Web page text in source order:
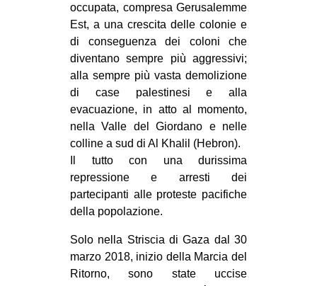
occupata, compresa Gerusalemme
Est, a una crescita delle colonie e
di conseguenza dei coloni che
diventano sempre più aggressivi;
alla sempre più vasta demolizione
di case palestinesi e alla
evacuazione, in atto al momento,
nella Valle del Giordano e nelle
colline a sud di Al Khalil (Hebron).
Il tutto con una durissima
repressione e arresti dei
partecipanti alle proteste pacifiche
della popolazione.
Solo nella Striscia di Gaza dal 30
marzo 2018, inizio della Marcia del
Ritorno, sono state uccise